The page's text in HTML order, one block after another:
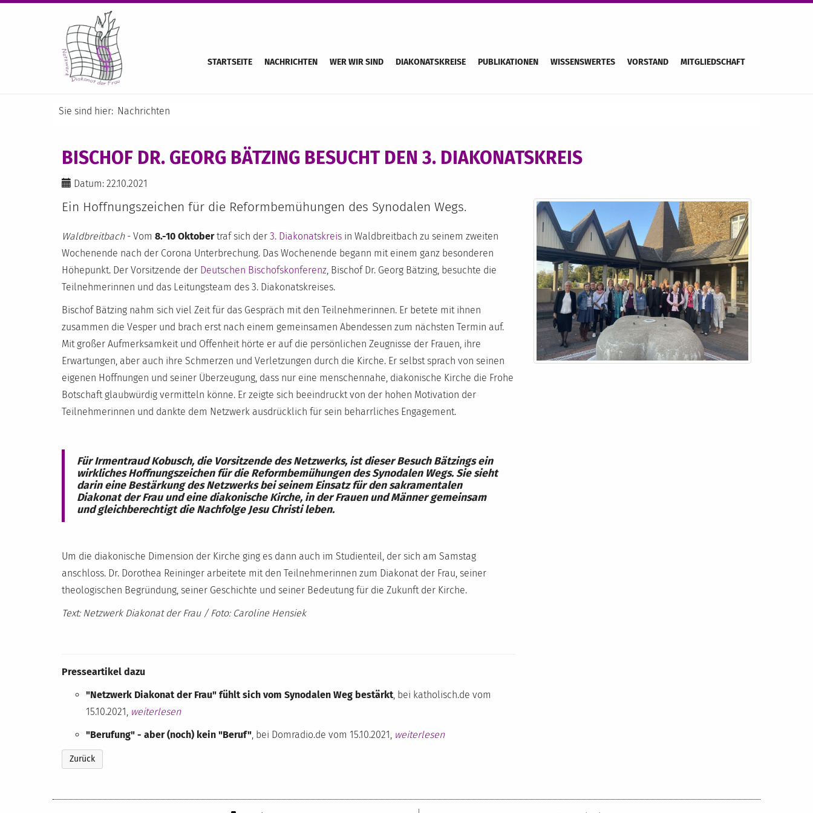
STARTSEITE NACHRICHTEN WER WIR SIND DIAKONATSKREISE PUBLIKATIONEN WISSENSWERTES VORSTAND MITGLIEDSCHAFT
Sie sind hier: Nachrichten
BISCHOF DR. GEORG BÄTZING BESUCHT DEN 3. DIAKONATSKREIS
Datum: 22.10.2021
Ein Hoffnungszeichen für die Reformbemühungen des Synodalen Wegs.
Waldbreitbach - Vom 8.-10 Oktobertraf sich der 3. Diakonatskreis in Waldbreitbach zu seinem zweiten
Wochenende nach der Corona Unterbrechung. Das Wochenende begann mit einem ganz besonderen
Höhepunkt. Der Vorsitzende der Deutschen Bischofskonferenz, Bischof Dr. Georg Bätzing, besuchte die
Teilnehmerinnen und das Leitungsteam des 3. Diakonatskreises.
Bischof Bätzing nahm sich viel Zeit für das Gespräch mit den Teilnehmerinnen. Er betete mit ihnen
zusammen die Vesper und brach erst nach einem gemeinsamen Abendessen zum nächsten Termin auf.
Mit großer Aufmerksamkeit und Offenheit hörte er auf die persönlichen Zeugnisse der Frauen, ihre
Erwartungen, aber auch ihre Schmerzen und Verletzungen durch die Kirche. Er selbst sprach von seinen
eigenen Hoffnungen und seiner Überzeugung, dass nur eine menschennahe, diakonische Kirche die Frohe
Botschaft glaubwürdig vermitteln könne. Er zeigte sich beeindruckt von der hohen Motivation der
Teilnehmerinnen und dankte dem Netzwerk ausdrücklich für sein beharrliches Engagement.
Für Irmentraud Kobusch, die Vorsitzende des Netzwerks, ist dieser Besuch Bätzings ein
wirkliches Hoffnungszeichen für die Reformbemühungen des Synodalen Wegs. Sie sieht
darin eine Bestärkung des Netzwerks bei seinem Einsatz für den sakramentalen
Diakonat der Frau und eine diakonische Kirche, in der Frauen und Männer gemeinsam
und gleichberechtigt die Nachfolge Jesu Christi leben.
Um die diakonische Dimension der Kirche ging es dann auch im Studienteil, der sich am Samstag
anschloss. Dr. Dorothea Reininger arbeitete mit den Teilnehmerinnen zum Diakonat der Frau, seiner
theologischen Begründung, seiner Geschichte und seiner Bedeutung für die Zukunft der Kirche.
Text: Netzwerk Diakonat der Frau / Foto: Caroline Hensiek
Presseartikel dazu
"Netzwerk Diakonat der Frau" fühlt sich vom Synodalen Weg bestärkt, bei katholisch.de vom
15.10.2021, weiterlesen
"Berufung" - aber (noch) kein "Beruf", bei Domradio.de vom 15.10.2021, weiterlesen
Zurück